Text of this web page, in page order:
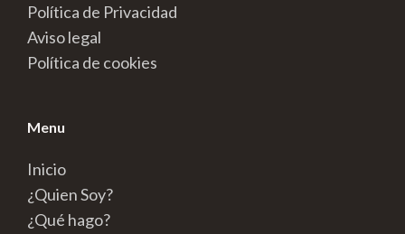
Política de Privacidad
Aviso legal
Política de cookies
Menu
Inicio
¿Quien Soy?
¿Qué hago?